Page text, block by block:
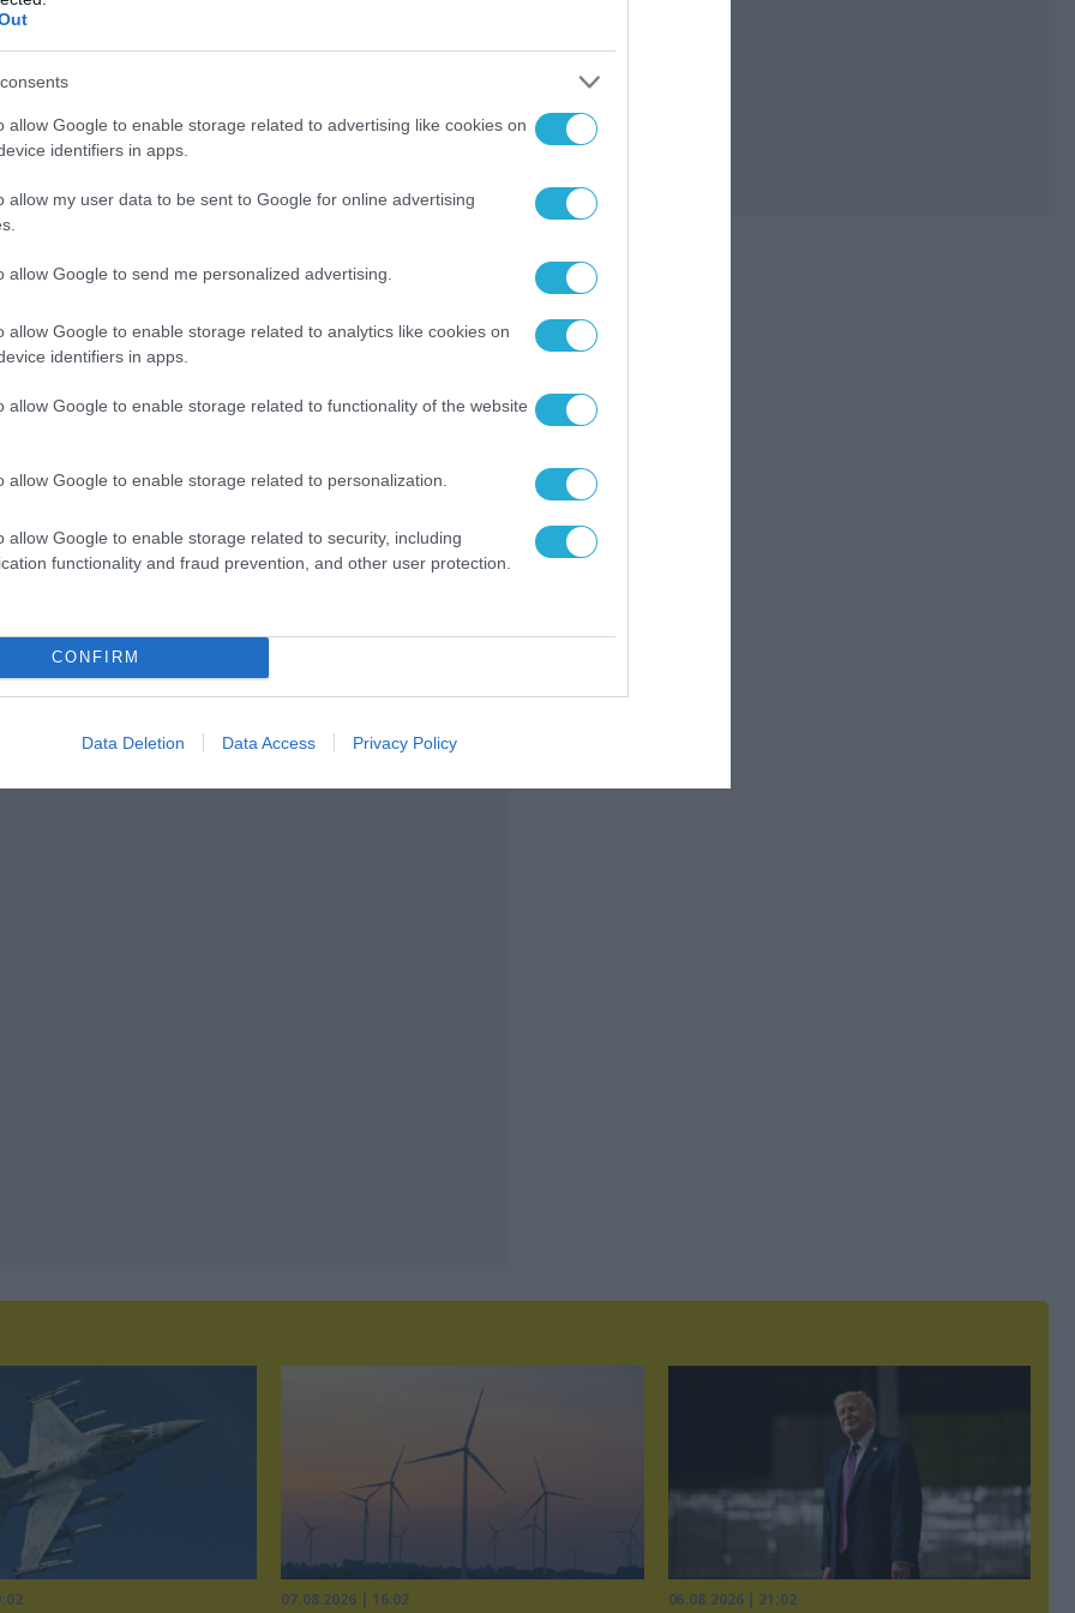
allow Google to enable storage related to advertising like cookies on
identifiers in apps.
allow my user data to be sent to Google for online advertising
allow Google to send me personalized advertising.
allow Google to enable storage related to analytics like cookies on
identifiers in apps.
allow Google to enable storage related to functionality of the website
allow Google to enable storage related to personalization.
allow Google to enable storage related to security, including
functionality and fraud prevention, and other user protection.
CONFIRM
Data Deletion Data Access Privacy Policy
ΑΡΘΡΟ
07.08.2026 | 16:02 06.08.2026 | 21:02